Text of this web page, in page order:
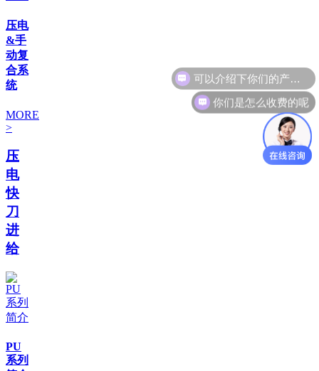
压电
&手
动复
合系
统
MORE
>
压
电
快
刀
进
给
PU
系列
你们是怎么收费的呢